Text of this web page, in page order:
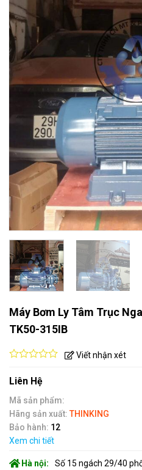
Máy Bơm Ly Tâm Trục
TK50-315IB
out
of
5
Viết nhận xét
Liên Hệ
Mã sản phẩm:
Hãng sản xuất: THINKING
Bảo hành: 12
Xem chi tiết
Hà nội:
Số 15 ngách 29/40